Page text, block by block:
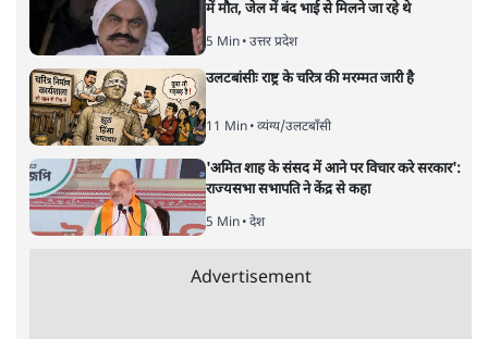
सतीश झा
भारत-यूरोपीय संघ मुक्त व्यापार समझौताः क्या यूरोप की ओर भारत
का झुकाव एक लंबा रणनीतिक नज़रिया है या वैश्विक दबावों और
अमेरिकी अनिश्चितता की वजह से उठाया गया एक कदम है? वरिष्ठ
पत्रकार सतीश झा का आकलनः